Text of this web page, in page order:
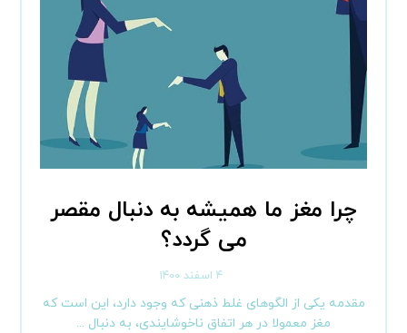
چرا مغز ما همیشه به دنبال مقصر
می گردد؟
۴ اسفند ۱۴۰۰
مقدمه یکی از الگوهای غلط ذهنی که وجود دارد، این است که
مغز معمولا در هر اتفاق ناخوشایندی، به دنبال ...